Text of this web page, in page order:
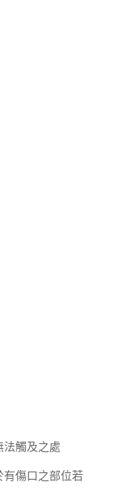
法觸及之處
有傷口之部位若